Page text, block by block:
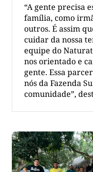
“A gente precisa
família, como
outros. É assim
cuidar da nossa
equipe do
nos orientado e
gente. Essa
nós da Fazenda
comunidade”,